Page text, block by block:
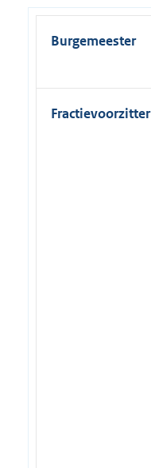
Burgemeester
Fractievoorzitter